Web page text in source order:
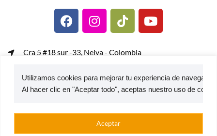
Utilizamos cookies para mejorar tu experiencia de
Aceptar
Cra 5 #18 sur -33, Neiva - Colombia
Atención al usuario | PQRS
© 2026 — Estufas Ecoeficientes Metalcof